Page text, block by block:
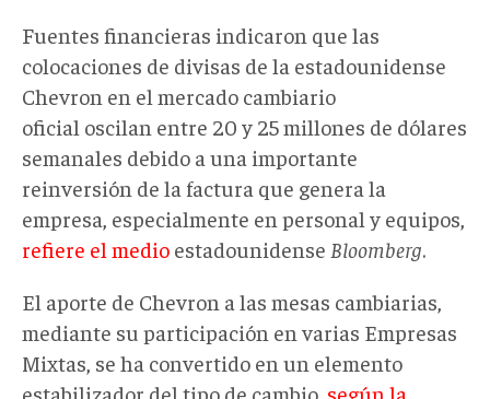
Fuentes financieras indicaron que las
colocaciones de divisas de la estadounidense
Chevron en el mercado cambiario
oficial oscilan entre 20 y 25 millones de dólares
semanales debido a una importante
reinversión de la factura que genera la
empresa, especialmente en personal y equipos,
refiere el medio estadounidense Bloomberg.
El aporte de Chevron a las mesas cambiarias,
mediante su participación en varias Empresas
Mixtas, se ha convertido en un elemento
estabilizador del tipo de cambio, según la